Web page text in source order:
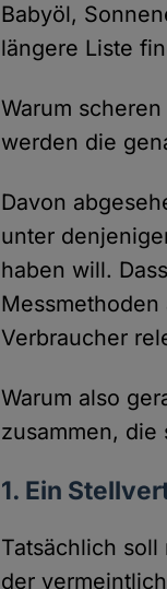
Babyöl,
längere Liste
Warum
werden die
Davon
unter
haben will.
Verbraucher
Warum also
zusammen, die
1. Ein
Tatsächlich
der